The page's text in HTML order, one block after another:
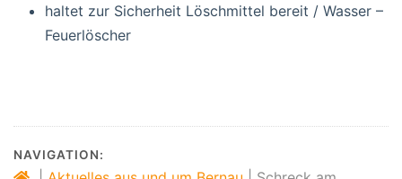
haltet zur Sicherheit Löschmittel bereit / Wasser –
Feuerlöscher
NAVIGATION: